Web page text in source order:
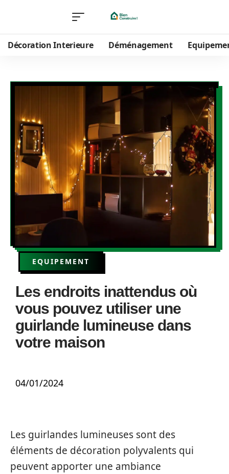
Décoration Interieure Déménagement
EQUIPEMENT
Les endroits inattendus où
vous pouvez utiliser une
guirlande lumineuse dans
votre maison
04/01/2024
Les guirlandes lumineuses sont des
éléments de décoration polyvalents qui
peuvent apporter une ambiance